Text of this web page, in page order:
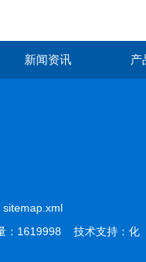
新闻资讯 产
sitemap.xml
：1619998 技术支持： 化